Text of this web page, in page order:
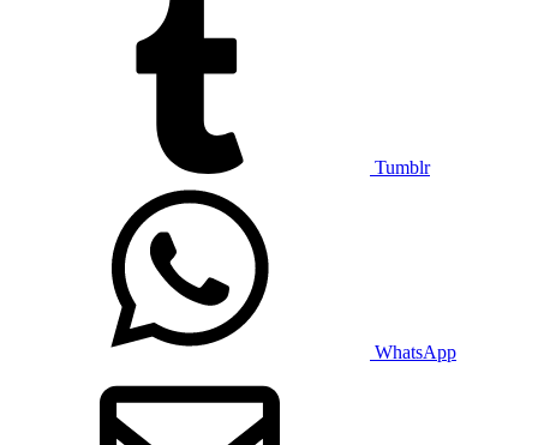
Tumblr
WhatsApp